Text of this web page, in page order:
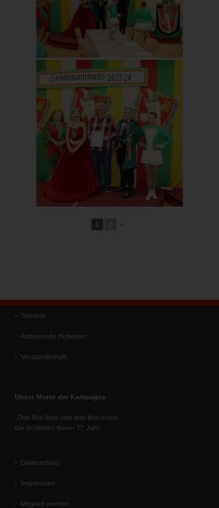
1
Termine
Amtierende Hoheiten
Vorstandschaft
Unser Motto der Kampagne
„Drei Mal Ahoi und drei Mal hurra
die Schlotten feiern 77 Jahr' "
Datenschutz
Impressum
Mitglied werden